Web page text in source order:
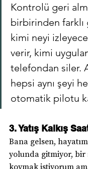
Kontrolü geri
birbirinden
kimi neyi
verir, kimi
telefondan siler.
hepsi aynı şeyi
otomatik pilotu
3. Yatış Kalkış
Bana gelsen,
yolunda gitmiyor, bir
koymak istiyorum